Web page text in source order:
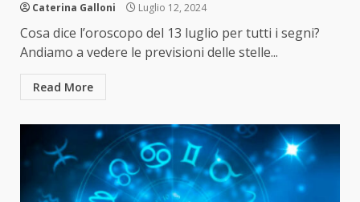
Caterina Galloni Luglio 12, 2024
Cosa dice l’oroscopo del 13 luglio per tutti i segni?
Andiamo a vedere le previsioni delle stelle...
Read More